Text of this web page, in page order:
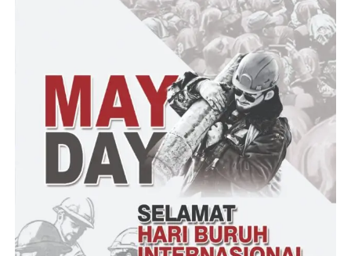
akan digelar secara serentak.
Post Views: 19